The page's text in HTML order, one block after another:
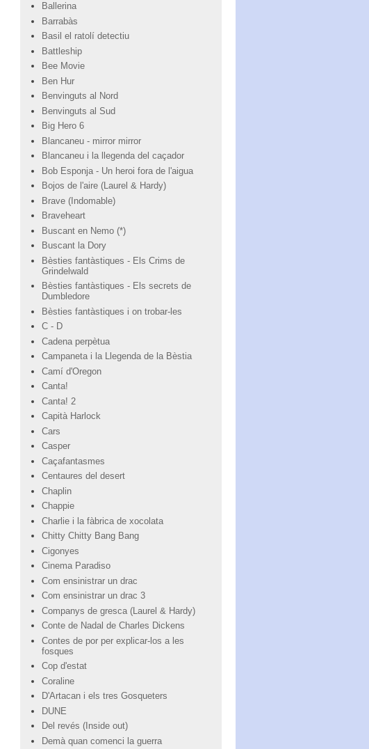
Ballerina
Barrabàs
Basil el ratolí detectiu
Battleship
Bee Movie
Ben Hur
Benvinguts al Nord
Benvinguts al Sud
Big Hero 6
Blancaneu - mirror mirror
Blancaneu i la llegenda del caçador
Bob Esponja - Un heroi fora de l'aigua
Bojos de l'aire (Laurel & Hardy)
Brave (Indomable)
Braveheart
Buscant en Nemo (*)
Buscant la Dory
Bèsties fantàstiques - Els Crims de
Grindelwald
Bèsties fantàstiques - Els secrets de
Dumbledore
Bèsties fantàstiques i on trobar-les
C - D
Cadena perpètua
Campaneta i la Llegenda de la Bèstia
Camí d'Oregon
Canta!
Canta! 2
Capità Harlock
Cars
Casper
Caçafantasmes
Centaures del desert
Chaplin
Chappie
Charlie i la fàbrica de xocolata
Chitty Chitty Bang Bang
Cigonyes
Cinema Paradiso
Com ensinistrar un drac
Com ensinistrar un drac 3
Companys de gresca (Laurel & Hardy)
Conte de Nadal de Charles Dickens
Contes de por per explicar-los a les
fosques
Cop d'estat
Coraline
D'Artacan i els tres Gosqueters
DUNE
Del revés (Inside out)
Demà quan comenci la guerra